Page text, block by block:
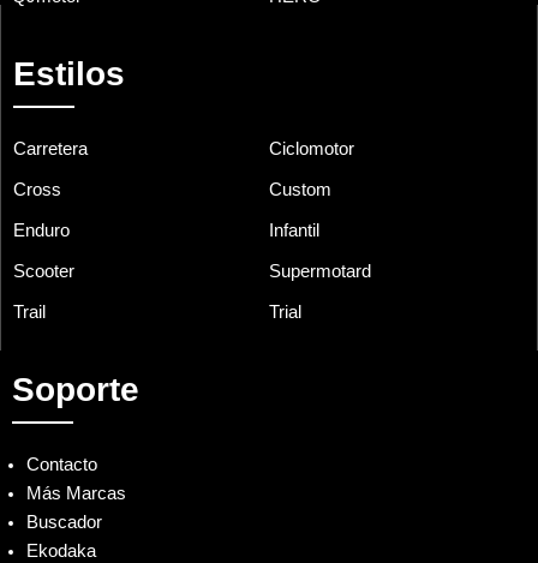
Estilos
Carretera Ciclomotor
Cross Custom
Enduro Infantil
Scooter Supermotard
Trail Trial
Soporte
Contacto
Más Marcas
Buscador
Ekodaka